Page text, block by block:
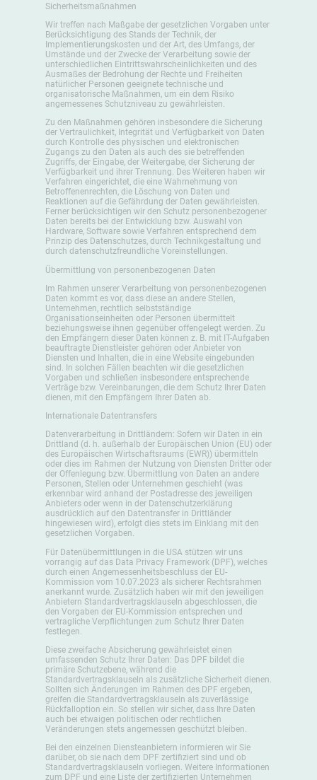
Sicherheitsmaßnahmen
Wir treffen nach Maßgabe der gesetzlichen Vorgaben unter
Berücksichtigung des Stands der Technik, der
Implementierungskosten und der Art, des Umfangs, der
Umstände und der Zwecke der Verarbeitung sowie der
unterschiedlichen Eintrittswahrscheinlichkeiten und des
Ausmaßes der Bedrohung der Rechte und Freiheiten
natürlicher Personen geeignete technische und
organisatorische Maßnahmen, um ein dem Risiko
angemessenes Schutzniveau zu gewährleisten.
Zu den Maßnahmen gehören insbesondere die Sicherung
der Vertraulichkeit, Integrität und Verfügbarkeit von Daten
durch Kontrolle des physischen und elektronischen
Zugangs zu den Daten als auch des sie betreffenden
Zugriffs, der Eingabe, der Weitergabe, der Sicherung der
Verfügbarkeit und ihrer Trennung. Des Weiteren haben wir
Verfahren eingerichtet, die eine Wahrnehmung von
Betroffenenrechten, die Löschung von Daten und
Reaktionen auf die Gefährdung der Daten gewährleisten.
Ferner berücksichtigen wir den Schutz personenbezogener
Daten bereits bei der Entwicklung bzw. Auswahl von
Hardware, Software sowie Verfahren entsprechend dem
Prinzip des Datenschutzes, durch Technikgestaltung und
durch datenschutzfreundliche Voreinstellungen.
Übermittlung von personenbezogenen Daten
Im Rahmen unserer Verarbeitung von personenbezogenen
Daten kommt es vor, dass diese an andere Stellen,
Unternehmen, rechtlich selbstständige
Organisationseinheiten oder Personen übermittelt
beziehungsweise ihnen gegenüber offengelegt werden. Zu
den Empfängern dieser Daten können z. B. mit IT-Aufgaben
beauftragte Dienstleister gehören oder Anbieter von
Diensten und Inhalten, die in eine Website eingebunden
sind. In solchen Fällen beachten wir die gesetzlichen
Vorgaben und schließen insbesondere entsprechende
Verträge bzw. Vereinbarungen, die dem Schutz Ihrer Daten
dienen, mit den Empfängern Ihrer Daten ab.
Internationale Datentransfers
Datenverarbeitung in Drittländern: Sofern wir Daten in ein
Drittland (d. h. außerhalb der Europäischen Union (EU) oder
des Europäischen Wirtschaftsraums (EWR)) übermitteln
oder dies im Rahmen der Nutzung von Diensten Dritter oder
der Offenlegung bzw. Übermittlung von Daten an andere
Personen, Stellen oder Unternehmen geschieht (was
erkennbar wird anhand der Postadresse des jeweiligen
Anbieters oder wenn in der Datenschutzerklärung
ausdrücklich auf den Datentransfer in Drittländer
hingewiesen wird), erfolgt dies stets im Einklang mit den
gesetzlichen Vorgaben.
Für Datenübermittlungen in die USA stützen wir uns
vorrangig auf das Data Privacy Framework (DPF), welches
durch einen Angemessenheitsbeschluss der EU-
Kommission vom 10.07.2023 als sicherer Rechtsrahmen
anerkannt wurde. Zusätzlich haben wir mit den jeweiligen
Anbietern Standardvertragsklauseln abgeschlossen, die
den Vorgaben der EU-Kommission entsprechen und
vertragliche Verpflichtungen zum Schutz Ihrer Daten
festlegen.
Diese zweifache Absicherung gewährleistet einen
umfassenden Schutz Ihrer Daten: Das DPF bildet die
primäre Schutzebene, während die
Standardvertragsklauseln als zusätzliche Sicherheit dienen.
Sollten sich Änderungen im Rahmen des DPF ergeben,
greifen die Standardvertragsklauseln als zuverlässige
Rückfalloption ein. So stellen wir sicher, dass Ihre Daten
auch bei etwaigen politischen oder rechtlichen
Veränderungen stets angemessen geschützt bleiben.
Bei den einzelnen Diensteanbietern informieren wir Sie
darüber, ob sie nach dem DPF zertifiziert sind und ob
Standardvertragsklauseln vorliegen. Weitere Informationen
zum DPF und eine Liste der zertifizierten Unternehmen